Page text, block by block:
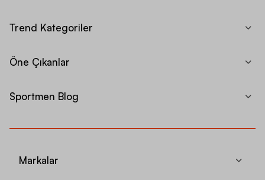
Trend Kategoriler
Öne Çıkanlar
Sportmen Blog
Markalar